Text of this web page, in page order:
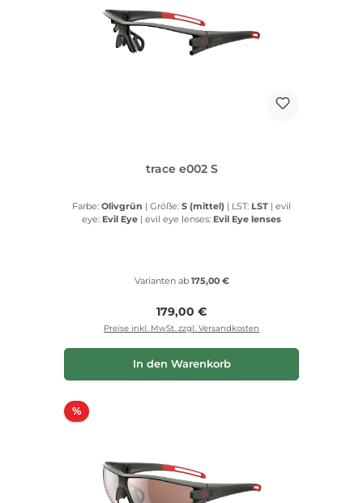
trace e002 S
Farbe: Olivgrün | Größe: S (mittel) | LST: LST |
eye: Evil Eye | evil eye lenses: Evil Eye lenses
Varianten ab175,00 €
Regulärer Preis:
179,00 €
Preise inkl. MwSt. zzgl. Versandkosten
In den Warenkorb
%Rabatt